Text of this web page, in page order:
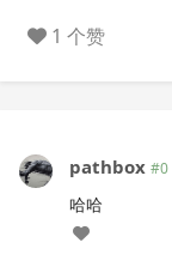
1 个赞
pathbox #0
哈哈